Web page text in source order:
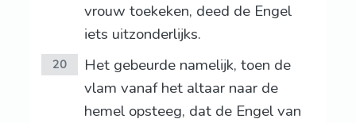
vrouw toekeken, deed de Engel
iets uitzonderlijks.
20
Het gebeurde namelijk, toen de
vlam vanaf het altaar naar de
hemel opsteeg, dat de Engel van